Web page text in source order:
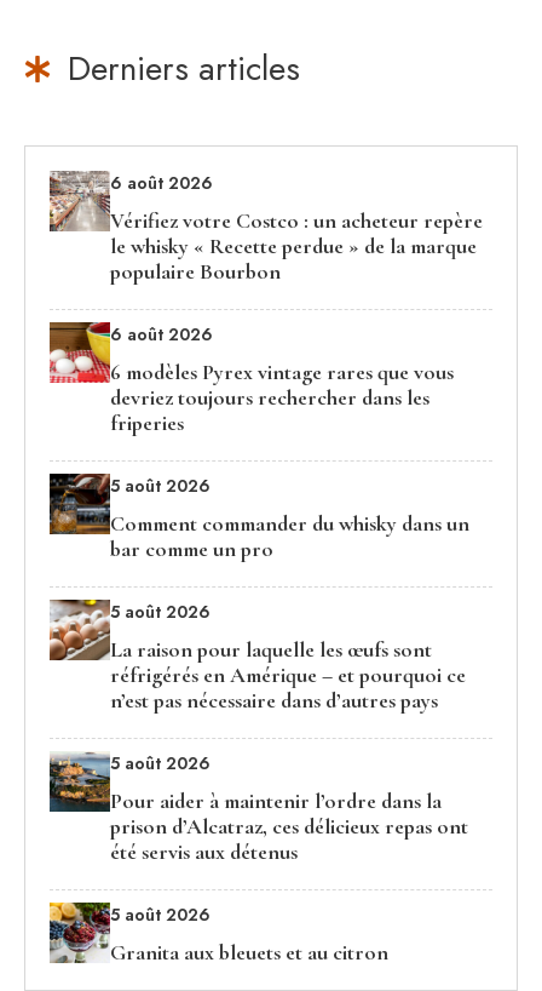
Derniers articles
6 août 2026
Vérifiez votre Costco : un acheteur repère
le whisky « Recette perdue » de la marque
populaire Bourbon
6 août 2026
6 modèles Pyrex vintage rares que vous
devriez toujours rechercher dans les
friperies
5 août 2026
Comment commander du whisky dans un
bar comme un pro
5 août 2026
La raison pour laquelle les œufs sont
réfrigérés en Amérique – et pourquoi ce
n’est pas nécessaire dans d’autres pays
5 août 2026
Pour aider à maintenir l’ordre dans la
prison d’Alcatraz, ces délicieux repas ont
été servis aux détenus
5 août 2026
Granita aux bleuets et au citron